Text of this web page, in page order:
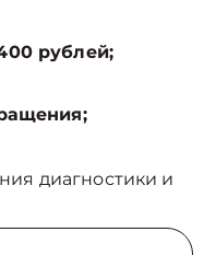
рублей;
диагностики и